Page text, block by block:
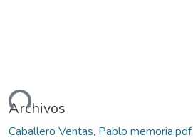
Archivos
Caballero Ventas, Pablo memoria.pdf